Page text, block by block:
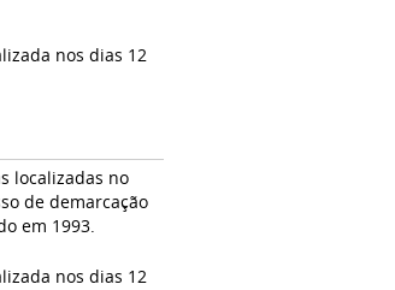
nos dias 12
localizadas no
de demarcação
em 1993.
nos dias 12